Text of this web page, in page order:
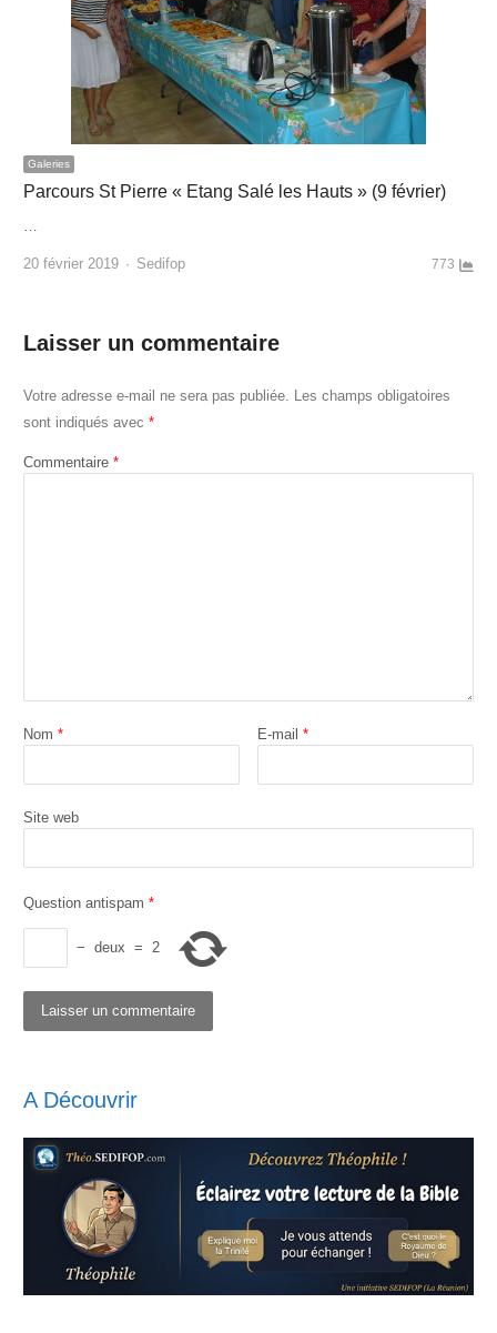
Galeries
Parcours St Pierre « Etang Salé les Hauts » (9 février)
…
20 février 2019 Author
Sedifop 773
Laisser un commentaire
Votre adresse e-mail ne sera pas publiée.
Les champs obligatoires
sont indiqués avec *
Commentaire *
Nom * E-mail*
Site web
Question antispam *
− deux = 2
A Découvrir